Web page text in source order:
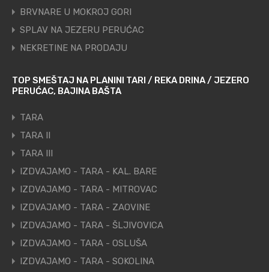
BRVNARE U MOKROJ GORI
SPLAV NA JEZERU PERUĆAC
NEKRETINE NA PRODAJU
TOP SMEŠTAJ NA PLANINI TARI / REKA DRINA / JEZERO
PERUĆAC, BAJINA BAŠTA
TARA
TARA II
TARA III
IZDVAJAMO - TARA - KAL. BARE
IZDVAJAMO - TARA - MITROVAC
IZDVAJAMO - TARA - ZAOVINE
IZDVAJAMO - TARA - ŠLJIVOVICA
IZDVAJAMO - TARA - OSLUŠA
IZDVAJAMO - TARA - SOKOLINA